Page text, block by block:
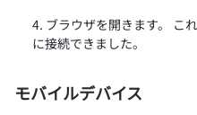
ブラウザを開きます。 こ
に接続できました。
モバイルデバイス